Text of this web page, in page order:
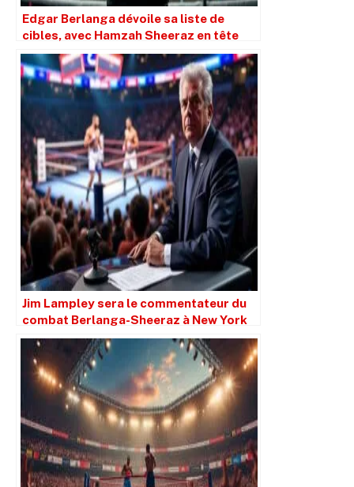
Edgar Berlanga dévoile sa liste de
cibles, avec Hamzah Sheeraz en tête
Jim Lampley sera le commentateur du
combat Berlanga-Sheeraz à New York